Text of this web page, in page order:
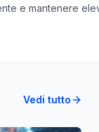
misurabili. Scegli
e mantenere